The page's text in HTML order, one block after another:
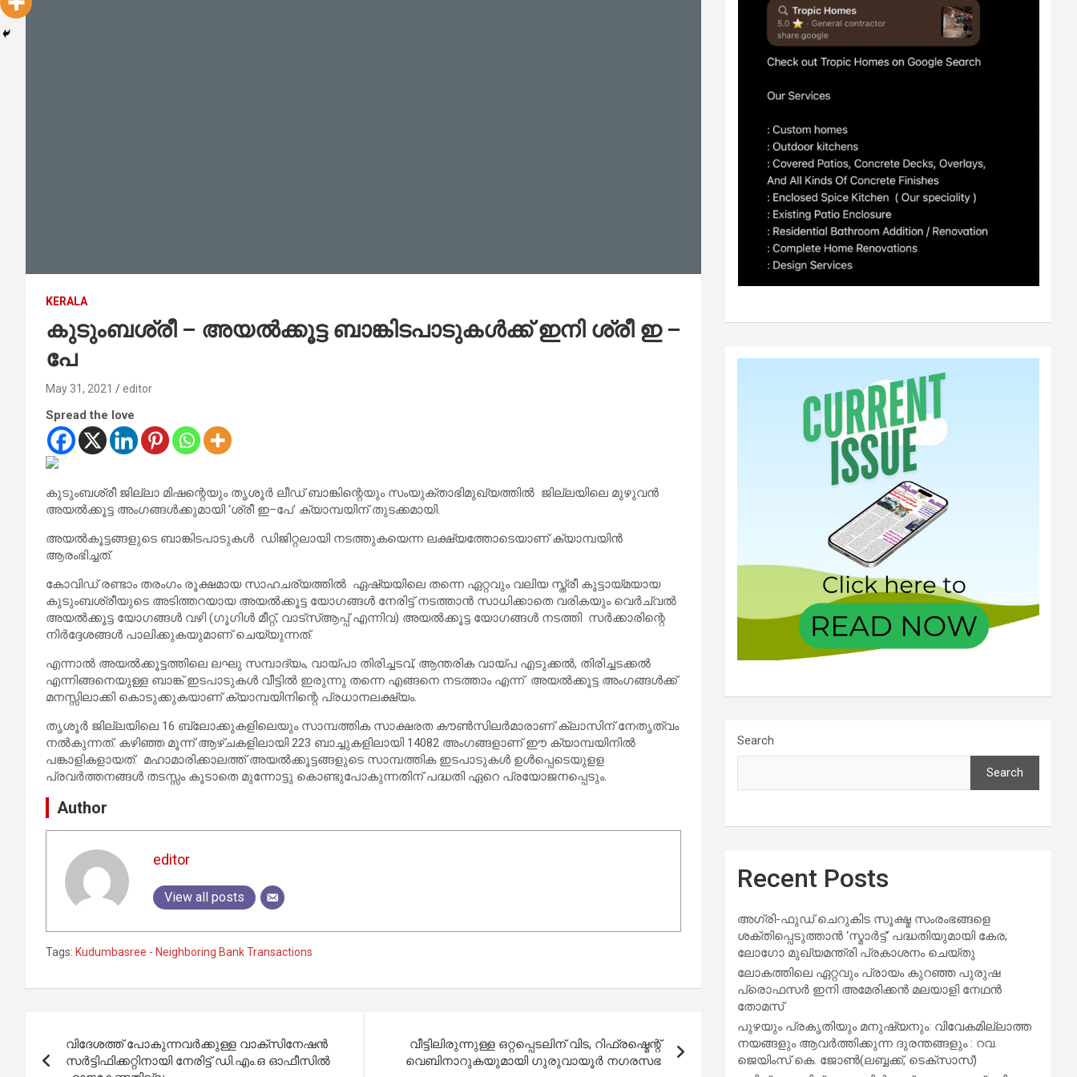
KERALA
കുടുംബശ്രീ – അയല്‍ക്കൂട്ട ബാങ്കിടപാടുകൾക്ക് ഇനി ശ്രീ ഇ –
പേ
May 31, 2021 editor
Spread the love
കുടുംബശ്രീ ജില്ലാ മിഷന്റെയും തൃശൂർ ലീഡ് ബാങ്കിന്റെയും സംയുക്താഭിമുഖ്യത്തിൽ ജില്ലയിലെ മുഴുവന്‍
അയൽക്കൂട്ട അംഗങ്ങള്‍ക്കുമായി ‘ശ്രീ ഇ–പേ’ ക്യാമ്പയിന് തുടക്കമായി.
അയൽകൂട്ടങ്ങളുടെ ബാങ്കിടപാടുകൾ ഡിജിറ്റലായി നടത്തുകയെന്ന ലക്ഷ്യത്തോടെയാണ് ക്യാമ്പയിൻ
ആരംഭിച്ചത്.
കോവിഡ് രണ്ടാം തരംഗം രൂക്ഷമായ സാഹചര്യത്തിൽ ഏഷ്യയിലെ തന്നെ ഏറ്റവും വലിയ സ്ത്രീ കൂട്ടായ്മയായ
കുടുംബശ്രീയുടെ അടിത്തറയായ അയൽക്കൂട്ട യോഗങ്ങള്‍ നേരിട്ട് നടത്താന്‍ സാധിക്കാതെ വരികയും വെര്‍ച്വൽ
അയൽക്കൂട്ട യോഗങ്ങള്‍ വഴി (ഗൂഗിള്‍ മീറ്റ്, വാട്‌സ്ആപ്പ് എന്നിവ) അയൽക്കൂട്ട യോഗങ്ങള്‍ നടത്തി സര്‍ക്കാരിന്റെ
നിര്‍ദ്ദേശങ്ങള്‍ പാലിക്കുകയുമാണ് ചെയ്യുന്നത്.
എന്നാൽ അയൽക്കൂട്ടത്തിലെ ലഘു സമ്പാദ്യം, വായ്പാ തിരിച്ചടവ്, ആന്തരിക വായ്പ എടുക്കൽ, തിരിച്ചടക്കൽ
എന്നിങ്ങനെയുള്ള ബാങ്ക് ഇടപാടുകള്‍ വീട്ടിൽ ഇരുന്നു തന്നെ എങ്ങനെ നടത്താം എന്ന് അയൽക്കൂട്ട അംഗങ്ങള്‍ക്ക്
മനസ്സിലാക്കി കൊടുക്കുകയാണ് ക്യാമ്പയിനിന്റെ പ്രധാനലക്ഷ്യം.
തൃശൂര്‍ ജില്ലയിലെ 16 ബ്ലോക്കുകളിലെയും സാമ്പത്തിക സാക്ഷരത കൗണ്‍സിലര്‍മാരാണ് ക്ലാസിന് നേതൃത്വം
നൽകുന്നത്. കഴിഞ്ഞ മൂന്ന് ആഴ്ചകളിലായി 223 ബാച്ചുകളിലായി 14082 അംഗങ്ങളാണ് ഈ ക്യാമ്പയിനിൽ
പങ്കാളികളായത്. മഹാമാരിക്കാലത്ത് അയൽക്കൂട്ടങ്ങളുടെ സാമ്പത്തിക ഇടപാടുകള്‍ ഉള്‍പ്പെടെയുളള
പ്രവര്‍ത്തനങ്ങള്‍ തടസ്സം കൂടാതെ മുന്നോട്ടു കൊണ്ടുപോകുന്നതിന് പദ്ധതി ഏറെ പ്രയോജനപ്പെടും.
Author
editor
View all posts
Tags: Kudumbasree - Neighboring Bank Transactions
navigation
വിദേശത്ത് പോകുന്നവര്‍ക്കുള്ള വാക്‌സിനേഷന്‍
സർട്ടിഫിക്കറ്റിനായി നേരിട്ട് ഡി.എം.ഒ ഓഫീസിൽ
വീട്ടിലിരുന്നുള്ള ഒറ്റപ്പെടലിന് വിട, റിഫ്രഷ്മെന്റ്
വെബിനാറുകയുമായി ഗുരുവായൂർ നഗരസഭ
Search
Search
Recent Posts
അഗ്രി-ഫുഡ് ചെറുകിട സൂക്ഷ്മ സംരംഭങ്ങളെ
ശക്തിപ്പെടുത്താന്‍ ‘സ്മാര്‍ട്ട്’ പദ്ധതിയുമായി കേര;
ലോഗോ മുഖ്യമന്ത്രി പ്രകാശനം ചെയ്തു
ലോകത്തിലെ ഏറ്റവും പ്രായം കുറഞ്ഞ പുരുഷ
പ്രൊഫസർ ഇനി അമേരിക്കൻ മലയാളി നേഥൻ
തോമസ്
പുഴയും പ്രകൃതിയും മനുഷ്യനും: വിവേകമില്ലാത്ത
നയങ്ങളും ആവർത്തിക്കുന്ന ദുരന്തങ്ങളും : റവ.
ജെയിംസ് കെ. ജോൺ(ലബ്ബക്ക്, ടെക്സാസ്)